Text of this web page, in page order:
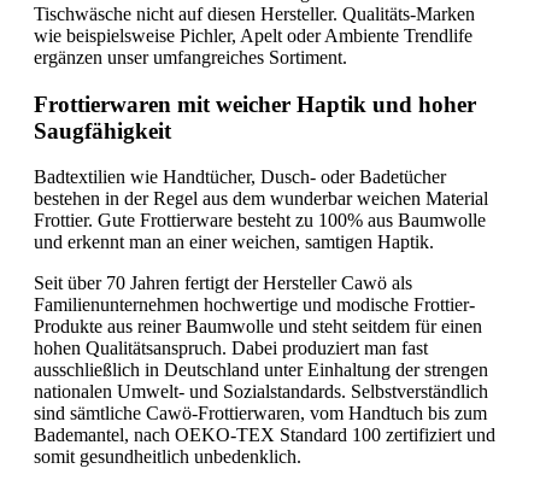
Tischwäsche nicht auf diesen Hersteller. Qualitäts-Marken
wie beispielsweise Pichler, Apelt oder Ambiente Trendlife
ergänzen unser umfangreiches Sortiment.
Frottierwaren mit weicher Haptik und hoher
Saugfähigkeit
Badtextilien wie Handtücher, Dusch- oder Badetücher
bestehen in der Regel aus dem wunderbar weichen Material
Frottier. Gute Frottierware besteht zu 100% aus Baumwolle
und erkennt man an einer weichen, samtigen Haptik.
Seit über 70 Jahren fertigt der Hersteller Cawö als
Familienunternehmen hochwertige und modische Frottier-
Produkte aus reiner Baumwolle und steht seitdem für einen
hohen Qualitätsanspruch. Dabei produziert man fast
ausschließlich in Deutschland unter Einhaltung der strengen
nationalen Umwelt- und Sozialstandards. Selbstverständlich
sind sämtliche Cawö-Frottierwaren, vom Handtuch bis zum
Bademantel, nach OEKO-TEX Standard 100 zertifiziert und
somit gesundheitlich unbedenklich.